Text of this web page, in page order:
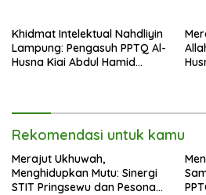
Khidmat Intelektual Nahdliyin
Lampung: Pengasuh PPTQ Al-
Husna Kiai Abdul Hamid
Rekomendasi untuk kamu
Merajut Ukhuwah,
Menghidupkan Mutu: Sinergi
STIT Pringsewu dan Pesona